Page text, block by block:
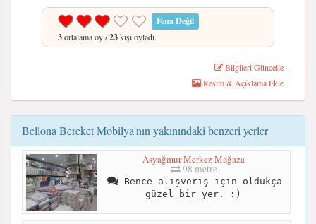
Fena Değil
3ortalama oy /23kişi oyladı.
Bilgileri Güncelle
Resim & Açıklama Ekle
Bellona Bereket Mobilya'nın yakınındaki benzeri yerler
Asyağmur Merkez Mağaza
98 metre
Bence alışveriş için oldukça
güzel bir yer. :)